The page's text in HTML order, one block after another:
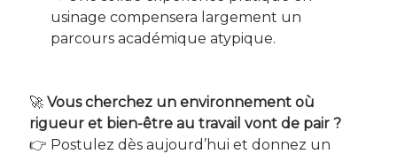
usinage compensera largement un
parcours académique atypique.
🚀 Vous cherchez un environnement où
rigueur et bien-être au travail vont de pair ?
👉 Postulez dès aujourd’hui et donnez un